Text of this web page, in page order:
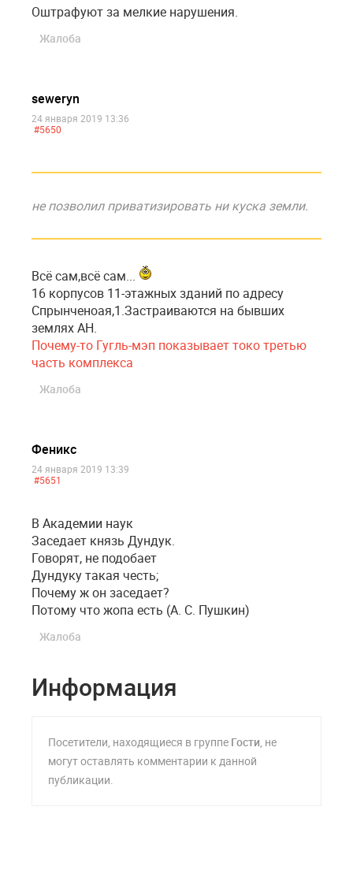
Оштрафуют за мелкие нарушения.
Жалоба
seweryn
24 января 2019 13:36
#5650
не позволил приватизировать ни куска земли.
Всё сам,всё сам...
16 корпусов 11-этажных зданий по адресу
Спрынченоая,1.Застраиваются на бывших
землях АН.
Почему-то Гугль-мэп показывает токо третью
часть комплекса
Жалоба
Феникс
24 января 2019 13:39
#5651
В Академии наук
Заседает князь Дундук.
Говорят, не подобает
Дундуку такая честь;
Почему ж он заседает?
Потому что жопа есть (А. С. Пушкин)
Жалоба
Информация
Посетители, находящиеся в группе Гости, не
могут оставлять комментарии к данной
публикации.